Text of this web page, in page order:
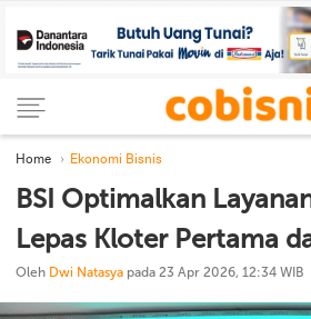
Home Ekonomi Bisnis
BSI Optimalkan
Lepas Kloter Pertama
Oleh Dwi Natasya pada 23 Apr 2026, 12:34 WIB